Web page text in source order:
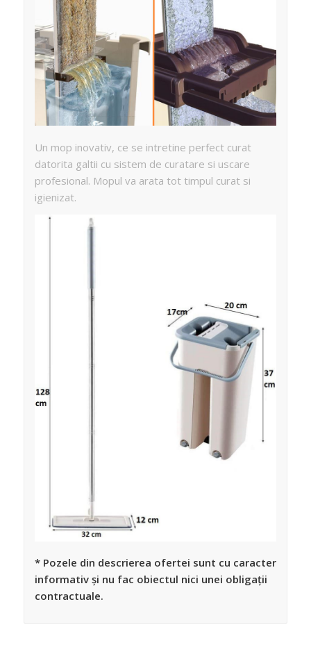
Un mop inovativ, ce se intretine perfect curat
datorita galtii cu sistem de curatare si uscare
profesional. Mopul va arata tot timpul curat si
igienizat.
* Pozele din descrierea ofertei sunt cu caracter
informativ și nu fac obiectul nici unei obligații
contractuale.